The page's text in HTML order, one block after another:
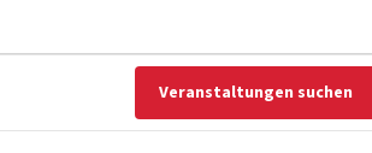
Veranstaltungen suchen